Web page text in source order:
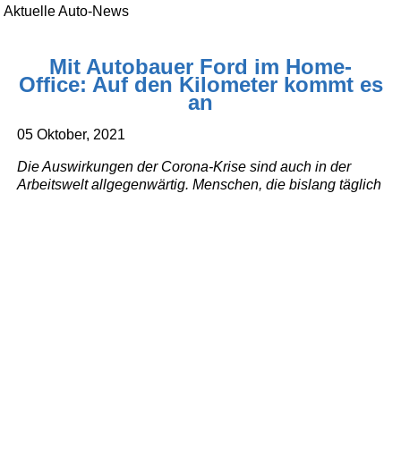
Aktuelle Auto-News
Mit Autobauer Ford im Home-
Office: Auf den Kilometer kommt es
an
05 Oktober, 2021
Die Auswirkungen der Corona-Krise sind auch in der
Arbeitswelt allgegenwärtig. Menschen, die bislang täglich